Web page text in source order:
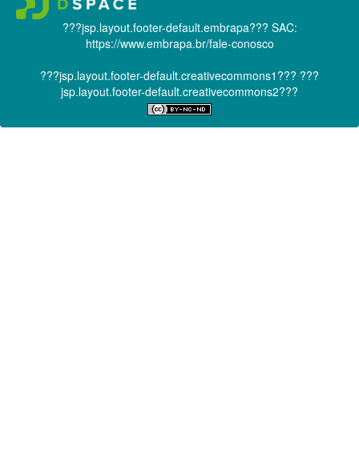
???jsp.layout.footer-default.embrapa??? SAC:
https://www.embrapa.br/fale-conosco
???jsp.layout.footer-default.creativecommons1??? ???
jsp.layout.footer-default.creativecommons2???